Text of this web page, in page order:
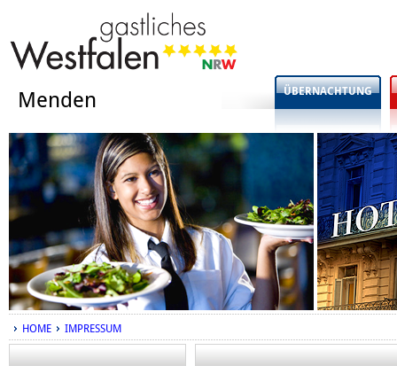
Menden ÜBERNACHTUNG
HOME IMPRESSUM